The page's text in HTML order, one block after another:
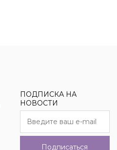
ПОДПИСКА НА
НОВОСТИ
Подписаться